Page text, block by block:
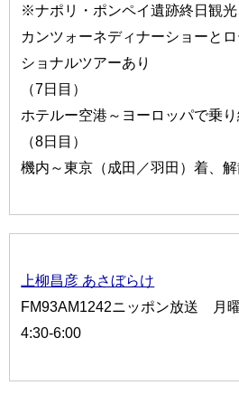
※ナポリ・ポンペイ遺跡終日観
カンツォーネディナーショーと
ショナルツアーあり
（7日目）
ホテルー空港～ヨーロッパで乗り
（8日目）
機内～東京（成田／羽田）着、
上柳昌彦 あさぼらけ
FM93AM1242ニッポン放送
4:30-6:00